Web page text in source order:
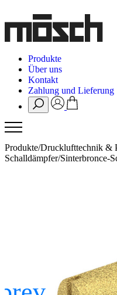
Produkte
Über uns
Kontakt
Zahlung und Lieferung
Produkte/Drucklufttechnik &
Schalldämpfer/Sinterbronce-